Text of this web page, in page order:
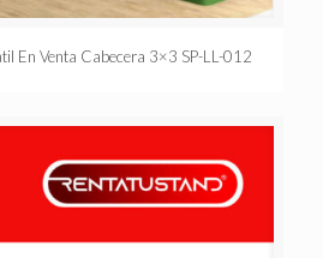
En Venta Cabecera 3×3 SP-LL-012